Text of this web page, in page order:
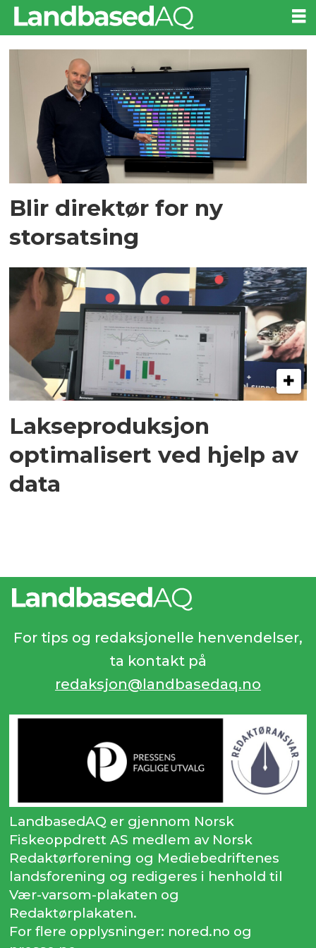
Tag:
digitalisering
Blir direktør for ny
storsatsing
Lakseproduksjon
optimalisert ved hjelp av
data
For tips og redaksjonelle henvendelser,
ta kontakt på
redaksjon@landbasedaq.no
LandbasedAQ er gjennom Norsk
Fiskeoppdrett AS medlem av Norsk
Redaktørforening og Mediebedriftenes
landsforening og redigeres i henhold til
Vær-varsom-plakaten og
Redaktørplakaten.
For flere opplysninger: nored.no og